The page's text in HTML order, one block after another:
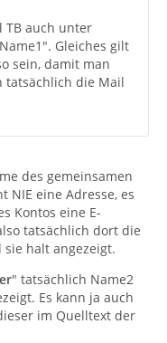
TB auch unter
Gleiches gilt
sein, damit man
tatsächlich die Mail
des gemeinsamen
NIE eine Adresse, es
Kontos eine E-
tatsächlich dort die
halt angezeigt.
" tatsächlich Name2
Es kann ja auch
im Quelltext der